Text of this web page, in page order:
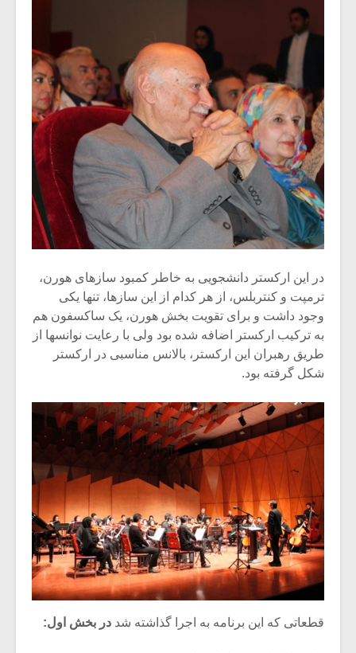
در این ارکستر دانشجویی به خاطر کمبود سازهای هورن،
ترمپت و کنتربلس، از هر کدام از این سازها، تنها یکی
وجود داشت و برای تقویت بخش هورن، یک ساکسفون هم
به ترکیب ارکستر اضافه شده بود ولی با رعایت نوانسها از
طریق رهبران این ارکستر، بالانس مناسبی در ارکستر
شکل گرفته بود.
قطعاتی که این برنامه به اجرا گذاشته شد در بخش اول:
میکلوش روژا
یادداشتی بر موسیقی
متن فیلم «متری
شیش و نیم»
بدنام ترین باش
موریس ژار
موسیقی
موسیقی